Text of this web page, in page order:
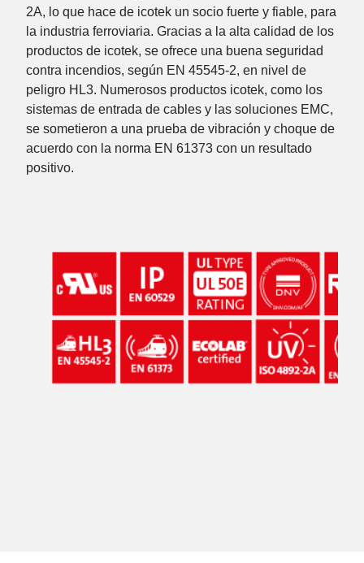
2A, lo que hace de icotek un socio fuerte y fiable, para
la industria ferroviaria. Gracias a la alta calidad de los
productos de icotek, se ofrece una buena seguridad
contra incendios, según EN 45545-2, en nivel de
peligro HL3. Numerosos productos icotek, como los
sistemas de entrada de cables y las soluciones EMC,
se sometieron a una prueba de vibración y choque de
acuerdo con la norma EN 61373 con un resultado
positivo.